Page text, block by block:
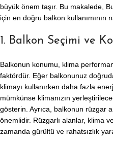
büyük önem taşır. Bu makalede,
için en doğru balkon kullanımının
1. Balkon Seçimi ve
Balkonun konumu, klima
faktördür. Eğer balkonunuz
klimayı kullanırken daha fazla
mümkünse klimanızın
gösterin. Ayrıca, balkonun rüzgar
önemlidir. Rüzgarlı alanlar, klima
zamanda gürültü ve rahatsızlık